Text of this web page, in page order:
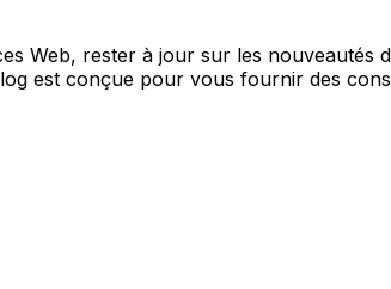
Web, rester à jour sur les nouveautés
est conçue pour vous fournir des